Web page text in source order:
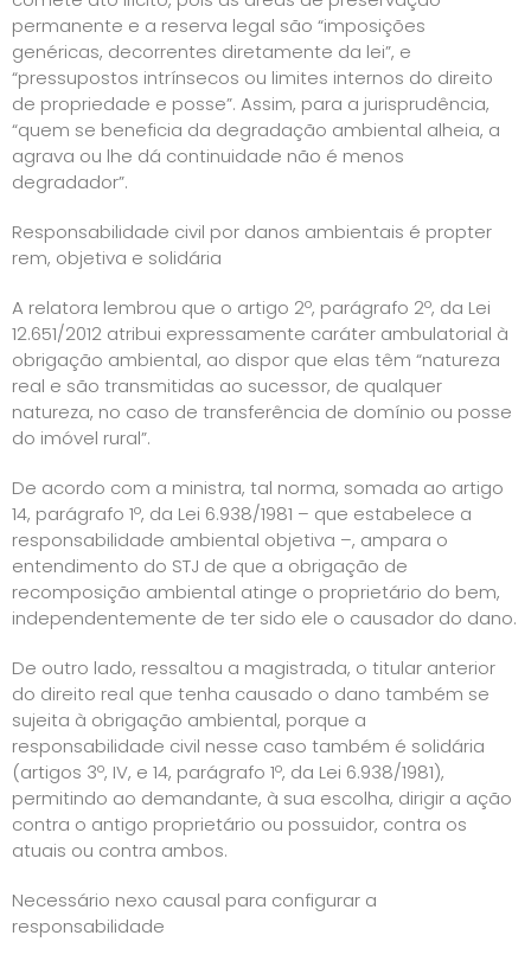
permanente e a reserva legal são “imposições
genéricas, decorrentes diretamente da lei”, e
“pressupostos intrínsecos ou limites internos do direito
de propriedade e posse”. Assim, para a jurisprudência,
“quem se beneficia da degradação ambiental alheia, a
agrava ou lhe dá continuidade não é menos
degradador”.
Responsabilidade civil por danos ambientais é propter
rem, objetiva e solidária
A relatora lembrou que o artigo 2º, parágrafo 2º, da Lei
12.651/2012 atribui expressamente caráter ambulatorial à
obrigação ambiental, ao dispor que elas têm “natureza
real e são transmitidas ao sucessor, de qualquer
natureza, no caso de transferência de domínio ou posse
do imóvel rural”.
De acordo com a ministra, tal norma, somada ao artigo
14, parágrafo 1º, da Lei 6.938/1981 – que estabelece a
responsabilidade ambiental objetiva –, ampara o
entendimento do STJ de que a obrigação de
recomposição ambiental atinge o proprietário do bem,
independentemente de ter sido ele o causador do dano.
De outro lado, ressaltou a magistrada, o titular anterior
do direito real que tenha causado o dano também se
sujeita à obrigação ambiental, porque a
responsabilidade civil nesse caso também é solidária
(artigos 3º, IV, e 14, parágrafo 1º, da Lei 6.938/1981),
permitindo ao demandante, à sua escolha, dirigir a ação
contra o antigo proprietário ou possuidor, contra os
atuais ou contra ambos.
Necessário nexo causal para configurar a
responsabilidade